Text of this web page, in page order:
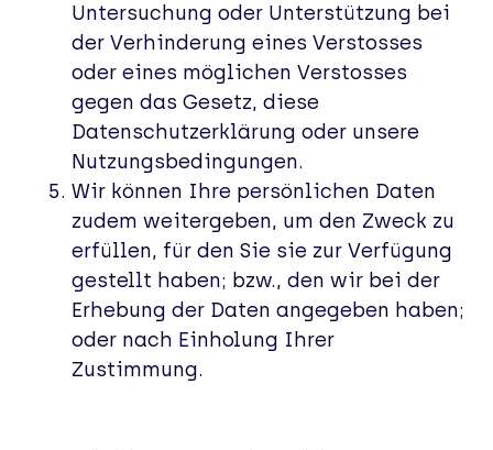
Untersuchung oder Unterstützung bei
der Verhinderung eines Verstosses
oder eines möglichen Verstosses
gegen das Gesetz, diese
Datenschutzerklärung oder unsere
Nutzungsbedingungen.
Wir können Ihre persönlichen Daten
zudem weitergeben, um den Zweck zu
erfüllen, für den Sie sie zur Verfügung
gestellt haben; bzw., den wir bei der
Erhebung der Daten angegeben haben;
oder nach Einholung Ihrer
Zustimmung.